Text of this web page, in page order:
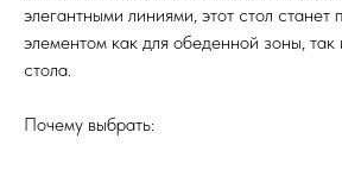
элегантными линиями, этот стол станет
элементом как для обеденной зоны, так
стола.
Почему выбрать: